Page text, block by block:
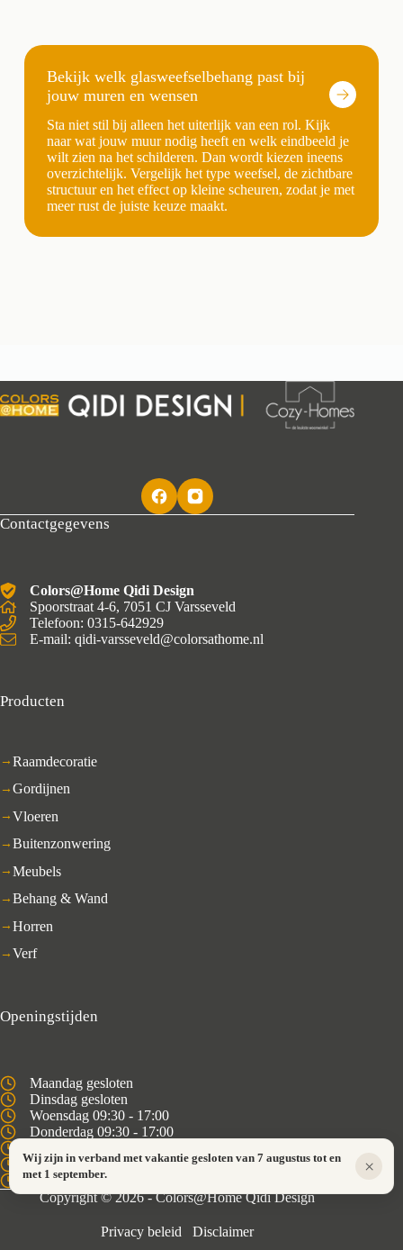
Bekijk welk glasweefselbehang past bij
jouw muren en wensen
Sta niet stil bij alleen het uiterlijk van een rol. Kijk
naar wat jouw muur nodig heeft en welk eindbeeld je
wilt zien na het schilderen. Dan wordt kiezen ineens
overzichtelijk. Vergelijk het type weefsel, de zichtbare
structuur en het effect op kleine scheuren, zodat je met
meer rust de juiste keuze maakt.
Contactgegevens
Colors@Home Qidi Design
Spoorstraat 4-6, 7051 CJ Varsseveld
Telefoon: 0315-642929
E-mail: qidi-varsseveld@colorsathome.nl
Producten
Raamdecoratie
Gordijnen
Vloeren
Buitenzonwering
Meubels
Behang & Wand
Horren
Verf
Openingstijden
Maandag gesloten
Dinsdag gesloten
Woensdag 09:30 - 17:00
Donderdag 09:30 - 17:00
Zaterdag 09:30 - 16:00
Zondag gesloten
Copyright © 2026 - Colors@Home Qidi Design
Privacy beleid Disclaimer
Wij zijn in verband met vakantie gesloten van 7 augustus tot en
met 1 september.
×